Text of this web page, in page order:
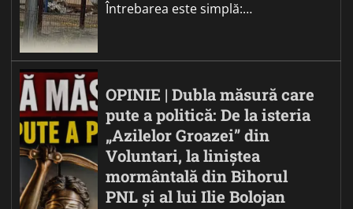
Întrebarea este simplă:…
OPINIE | Dubla măsură care
pute a politică: De la isteria
„Azilelor Groazei” din
Voluntari, la liniștea
mormântală din Bihorul
PNL și al lui Ilie Bolojan